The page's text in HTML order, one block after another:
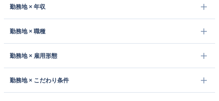
勤務地 × 年収
勤務地 × 職種
勤務地 × 雇用形態
勤務地 × こだわり条件